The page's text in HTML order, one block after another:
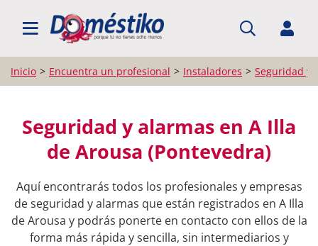
BUSCAR PROFESIONALES
Inicio Encuentra un profesional Instaladores Seguridad y
Seguridad y alarmas en A Illa
de Arousa (Pontevedra)
Aquí encontrarás todos los profesionales y empresas
de seguridad y alarmas que están registrados en A Illa
de Arousa y podrás ponerte en contacto con ellos de la
forma más rápida y sencilla, sin intermediarios y